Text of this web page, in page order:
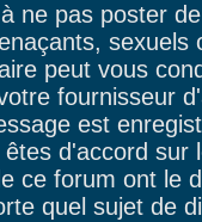
ne pas poster
sexuels
peut vous
fournisseur
est
d'accord
ce forum ont le
quel sujet de